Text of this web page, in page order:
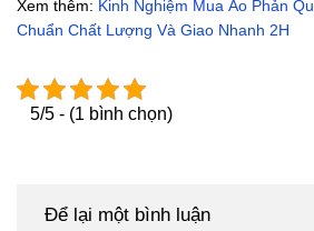
Xem thêm: Kinh Nghiệm Mua Áo Phản
Chuẩn Chất Lượng Và Giao Nhanh 2H
5/5 - (1 bình chọn)
Để lại một bình luận